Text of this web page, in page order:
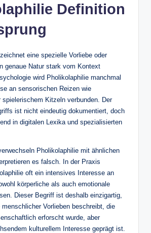
Definition
eine spezielle Vorliebe oder
genaue Natur stark vom Kontext
wird Pholikolaphilie manchmal
an sensorischen Reizen wie
spielerischem Kitzeln verbunden. Der
ist nicht eindeutig dokumentiert, doch
in digitalen Lexika und spezialisierten
Pholikolaphilie mit ähnlichen
es falsch. In der Praxis
oft ein intensives Interesse an
körperliche als auch emotionale
Dieser Begriff ist deshalb einzigartig,
Vorlieben beschreibt, die
erforscht wurde, aber
kulturellem Interesse geprägt ist.